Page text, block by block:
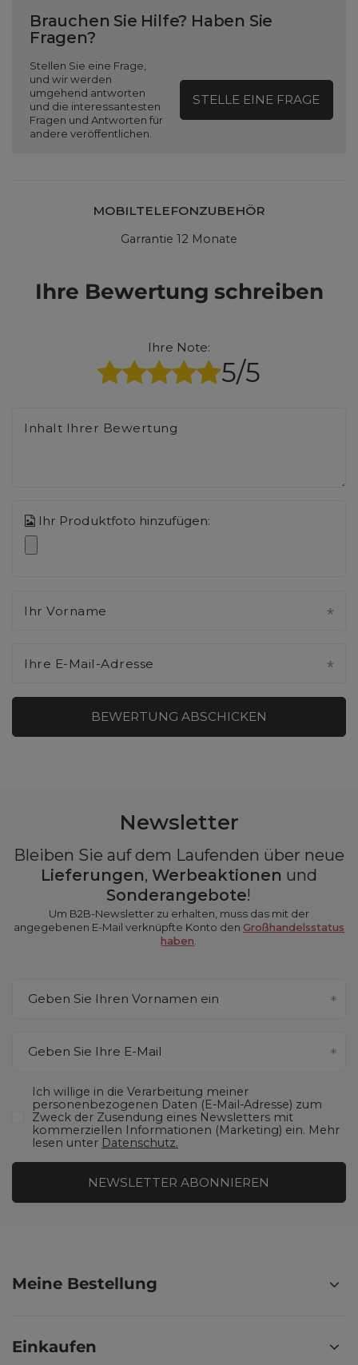
Brauchen Sie Hilfe? Haben Sie
Fragen?
Stellen Sie eine Frage,
und wir werden
umgehend antworten
und die interessantesten
Fragen und Antworten für
andere veröffentlichen.
STELLE EINE FRAGE
MOBILTELEFONZUBEHÖR
Garrantie 12 Monate
Ihre Bewertung schreiben
Ihre Note:
5/5
Inhalt Ihrer Bewertung
Ihr Produktfoto hinzufügen:
Ihr Vorname
Ihre E-Mail-Adresse
BEWERTUNG ABSCHICKEN
Newsletter
Bleiben Sie auf dem Laufenden über neue
Lieferungen, Werbeaktionen und
Sonderangebote!
Um B2B-Newsletter zu erhalten, muss das mit der
angegebenen E-Mail verknüpfte Konto den Großhandelsstatus
haben.
Geben Sie Ihren Vornamen ein
Geben Sie Ihre E-Mail
Ich willige in die Verarbeitung meiner
personenbezogenen Daten (E-Mail-Adresse) zum
Zweck der Zusendung eines Newsletters mit
kommerziellen Informationen (Marketing) ein. Mehr
lesen unter Datenschutz.
NEWSLETTER ABONNIEREN
Meine Bestellung
Einkaufen